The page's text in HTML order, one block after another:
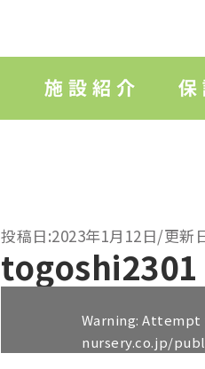
投稿日:2023年1月12日/更新
togoshi2301
Warning: Attempt
nursery.co.jp/